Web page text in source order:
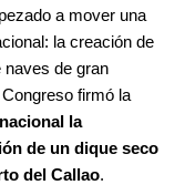
a mover una
la creación de
naves de gran
firmó la
la
de un dique seco
del Callao.